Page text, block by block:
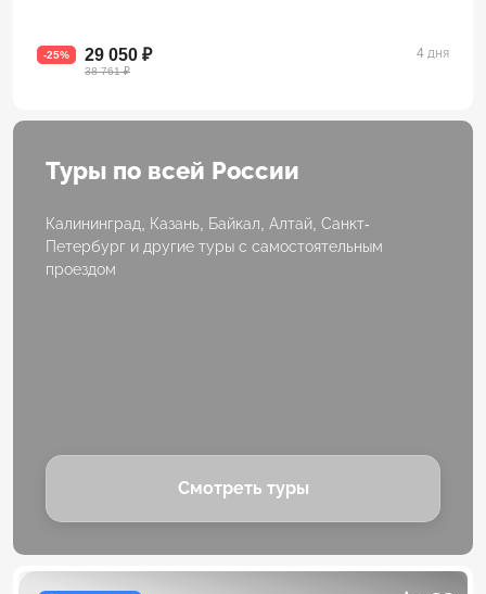
-25% 29 050 ₽
38 761 ₽
4 дня
Туры по всей России
Калининград, Казань, Байкал, Алтай, Санкт-
Петербург и другие туры с самостоятельным
проездом
Смотреть туры